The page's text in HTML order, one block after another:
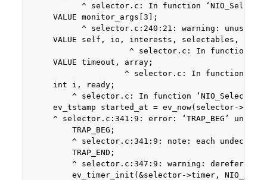
^ selector.c: In function
     VALUE monitor_args[3];
^ selector.c:240:21: warning: unused
VALUE self, io, interests, selectables,
^ selector.c: In function
     VALUE timeout, array;
^ selector.c: In function
     int i, ready;
^ selector.c: In function
ev_tstamp started_at = ev_now(selector-
^ selector.c:341:9: error: ‘TRAP_BEG’
         TRAP_BEG;
^ selector.c:341:9: note: each
         TRAP_END;
^ selector.c:347:9: warning:
ev_timer_init(&selector->timer,